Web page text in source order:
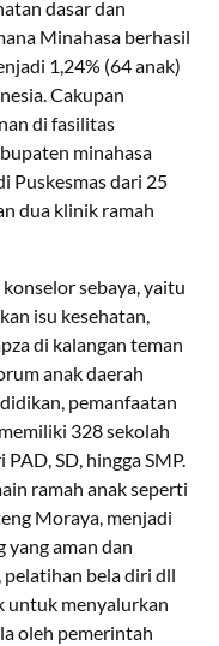
dasar dan
Minahasa berhasil
1,24% (64 anak)
Cakupan
di fasilitas
minahasa
Puskesmas dari 25
dua klinik ramah
sebaya, yaitu
isu kesehatan,
di kalangan teman
anak daerah
pemanfaatan
328 sekolah
SD, hingga SMP.
ramah anak seperti
Moraya, menjadi
aman dan
pelatihan bela diri dll
untuk menyalurkan
oleh pemerintah